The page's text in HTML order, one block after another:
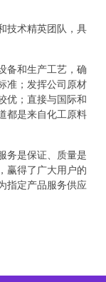
技术精英团队，具
备和生产工艺，确
准；发挥公司原材
优；直接与国际和
都是来自化工原料
务是保证、质量是
赢得了广大用户的
指定产品服务供应